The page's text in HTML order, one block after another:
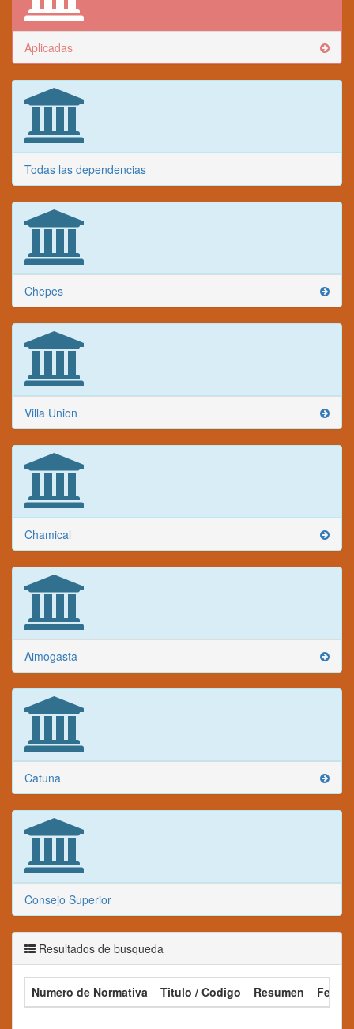
Aplicadas
Todas las dependencias
Chepes
Villa Union
Chamical
Aimogasta
Catuna
Consejo Superior
Resultados de busqueda
Numero de Normativa Titulo / Codigo Resumen Fecha